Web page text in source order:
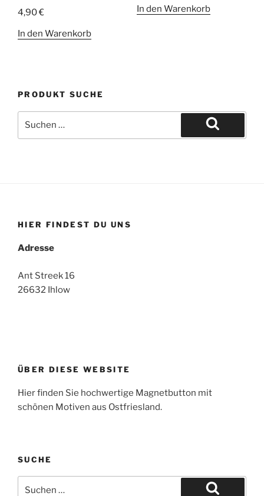
4,90€
In den Warenkorb
In den Warenkorb
PRODUKT SUCHE
nach:
Suchen
HIER FINDEST DU UNS
Adresse
Ant Streek 16
26632 Ihlow
ÜBER DIESE WEBSITE
Hier finden Sie hochwertige Magnetbutton mit
schönen Motiven aus Ostfriesland.
SUCHE